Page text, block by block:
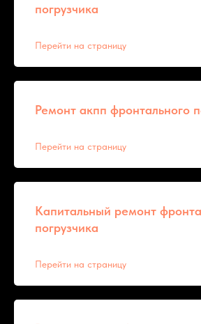
погрузчика
Перейти на страницу
Ремонт акпп фронтального
Перейти на страницу
Капитальный ремонт
погрузчика
Перейти на страницу